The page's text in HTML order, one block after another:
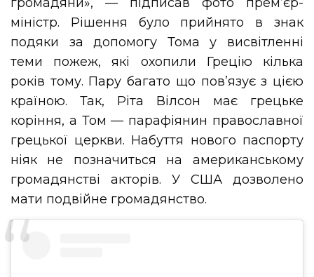
міністр. Рішення було прийнято в знак
подяки за допомогу Тома у висвітленні
теми пожеж, які охопили Грецію кілька
років тому. Пару багато що пов’язує з цією
країною. Так, Ріта Вілсон має грецьке
коріння, а Том — парафіянин православної
грецької церкви. Набуття нового паспорту
ніяк не позначиться на американському
громадянстві акторів. У США дозволено
мати подвійне громадянство.